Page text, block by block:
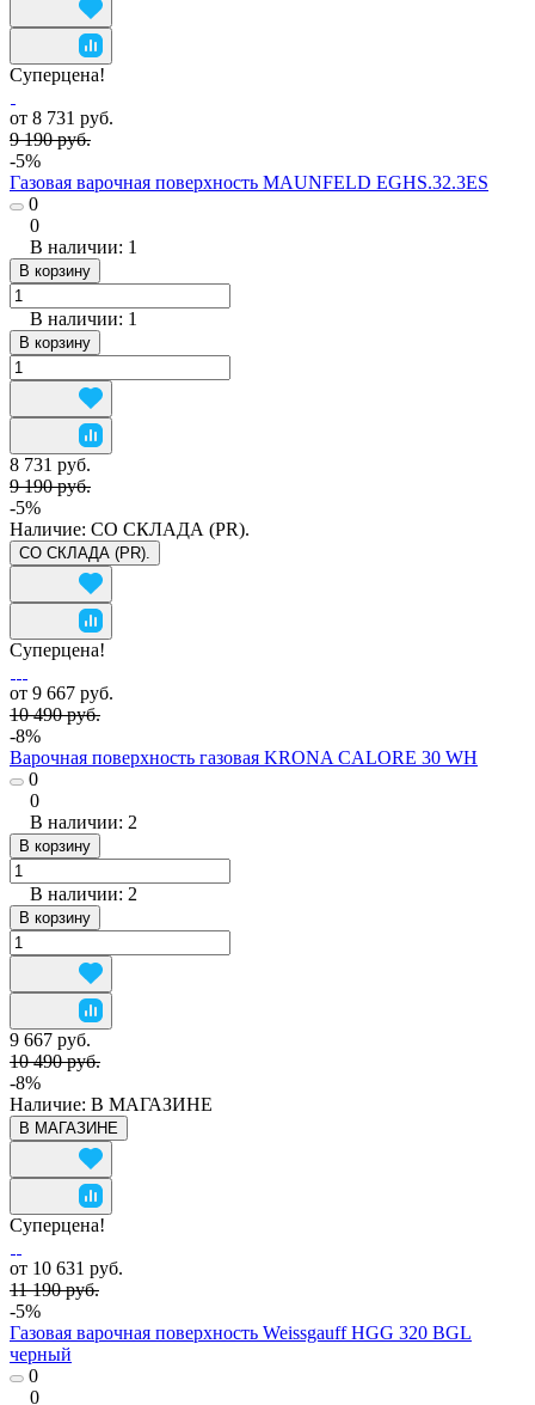
Суперцена!
от 8 731 руб.
9 190 руб.
-5%
Газовая варочная поверхность MAUNFELD EGHS.32.3ES
0
0
В наличии: 1
В корзину
В наличии: 1
В корзину
8 731 руб.
9 190 руб.
-5%
Наличие: СО СКЛАДА (PR).
СО СКЛАДА (PR).
Суперцена!
от 9 667 руб.
10 490 руб.
-8%
Варочная поверхность газовая KRONA CALORE 30 WH
0
0
В наличии: 2
В корзину
В наличии: 2
В корзину
9 667 руб.
10 490 руб.
-8%
Наличие: В МАГАЗИНЕ
В МАГАЗИНЕ
Суперцена!
от 10 631 руб.
11 190 руб.
-5%
Газовая варочная поверхность Weissgauff HGG 320 BGL
черный
0
0